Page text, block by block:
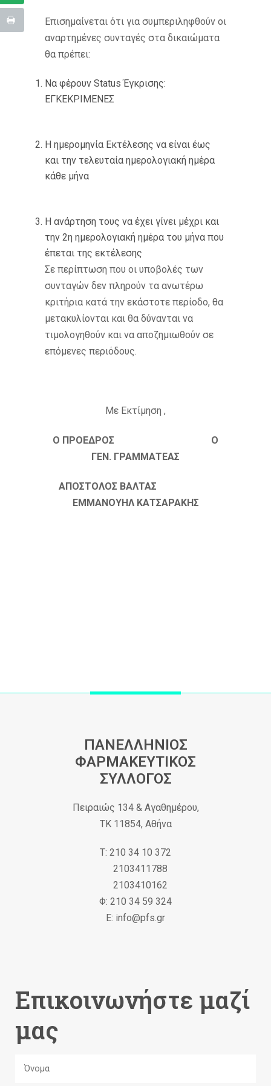
Επισημαίνεται ότι για συμπεριληφθούν οι
αναρτημένες συνταγές στα δικαιώματα
θα πρέπει:
Να φέρουν Status Έγκρισης:
ΕΓΚΕΚΡΙΜΕΝΕΣ
Η ημερομηνία Εκτέλεσης να είναι έως
και την τελευταία ημερολογιακή ημέρα
κάθε μήνα
Η ανάρτηση τους να έχει γίνει μέχρι και
την 2η ημερολογιακή ημέρα του μήνα που
έπεται της εκτέλεσης
Σε περίπτωση που οι υποβολές των
συνταγών δεν πληρούν τα ανωτέρω
κριτήρια κατά την εκάστοτε περίοδο, θα
μετακυλίονται και θα δύνανται να
τιμολογηθούν και να αποζημιωθούν σε
επόμενες περιόδους.
Με Εκτίμηση ,
Ο ΠΡΟΕΔΡΟΣ Ο
ΓΕΝ. ΓΡΑΜΜΑΤΕΑΣ
ΑΠΟΣΤΟΛΟΣ ΒΑΛΤΑΣ
ΕΜΜΑΝΟΥΗΛ ΚΑΤΣΑΡΑΚΗΣ
ΠΑΝΕΛΛΗΝΙΟΣ
ΦΑΡΜΑΚΕΥΤΙΚΟΣ
ΣΥΛΛΟΓΟΣ
Πειραιώς 134 & Αγαθημέρου,
ΤΚ 11854, Αθήνα
Τ: 210 34 10 372
2103411788
2103410162
Φ: 210 34 59 324
Ε: info@pfs.gr
Επικοινωνήστε μαζί
μας